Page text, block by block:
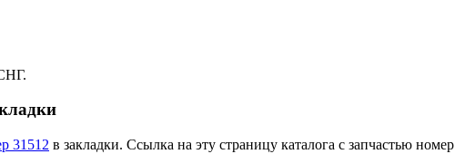
31512 в закладки. Ссылка на эту страницу каталога с запчастью номер